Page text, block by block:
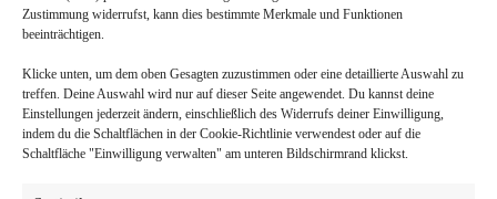
Zustimmung widerrufst, kann dies bestimmte Merkmale und Funktionen
beeinträchtigen.
Klicke unten, um dem oben Gesagten zuzustimmen oder eine detaillierte Auswahl zu
treffen. Deine Auswahl wird nur auf dieser Seite angewendet. Du kannst deine
Einstellungen jederzeit ändern, einschließlich des Widerrufs deiner Einwilligung,
indem du die Schaltflächen in der Cookie-Richtlinie verwendest oder auf die
Schaltfläche "Einwilligung verwalten" am unteren Bildschirmrand klickst.